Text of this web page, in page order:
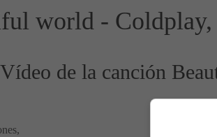
world -
de la canción